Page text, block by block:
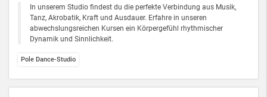
In unserem Studio findest du die perfekte Verbindung aus Musik,
Tanz, Akrobatik, Kraft und Ausdauer. Erfahre in unseren
abwechslungsreichen Kursen ein Körpergefühl rhythmischer
Dynamik und Sinnlichkeit.
Pole Dance-Studio